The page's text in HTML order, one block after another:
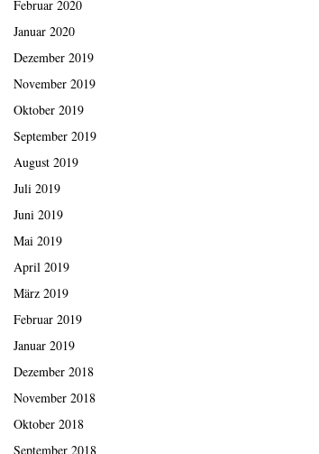
Februar 2020
Januar 2020
Dezember 2019
November 2019
Oktober 2019
September 2019
August 2019
Juli 2019
Juni 2019
Mai 2019
April 2019
März 2019
Februar 2019
Januar 2019
Dezember 2018
November 2018
Oktober 2018
September 2018